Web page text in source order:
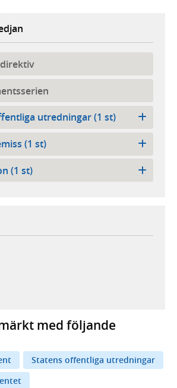
utredningar (1 st)
(1 st)
(1 st)
i ny flik, extern webbplats,
flik, extern webbplats,
i ny flik, extern webbplats,
din e-postklient,
med följande
Statens offentliga utredningar